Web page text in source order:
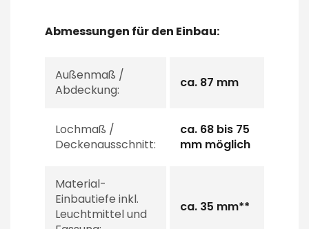
Abmessungen für den Einbau:
Außenmaß /
Abdeckung:
ca. 87 mm
Lochmaß /
Deckenausschnitt:
ca. 68 bis 75
mm möglich
Material-
Einbautiefe inkl.
Leuchtmittel und
ca. 35 mm**